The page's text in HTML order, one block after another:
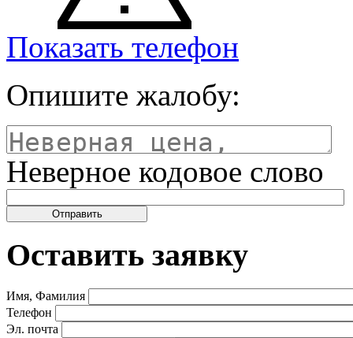
Показать телефон
Опишите жалобу:
Неверное кодовое слово
Оставить заявку
Имя, Фамилия
Телефон
Эл. почта